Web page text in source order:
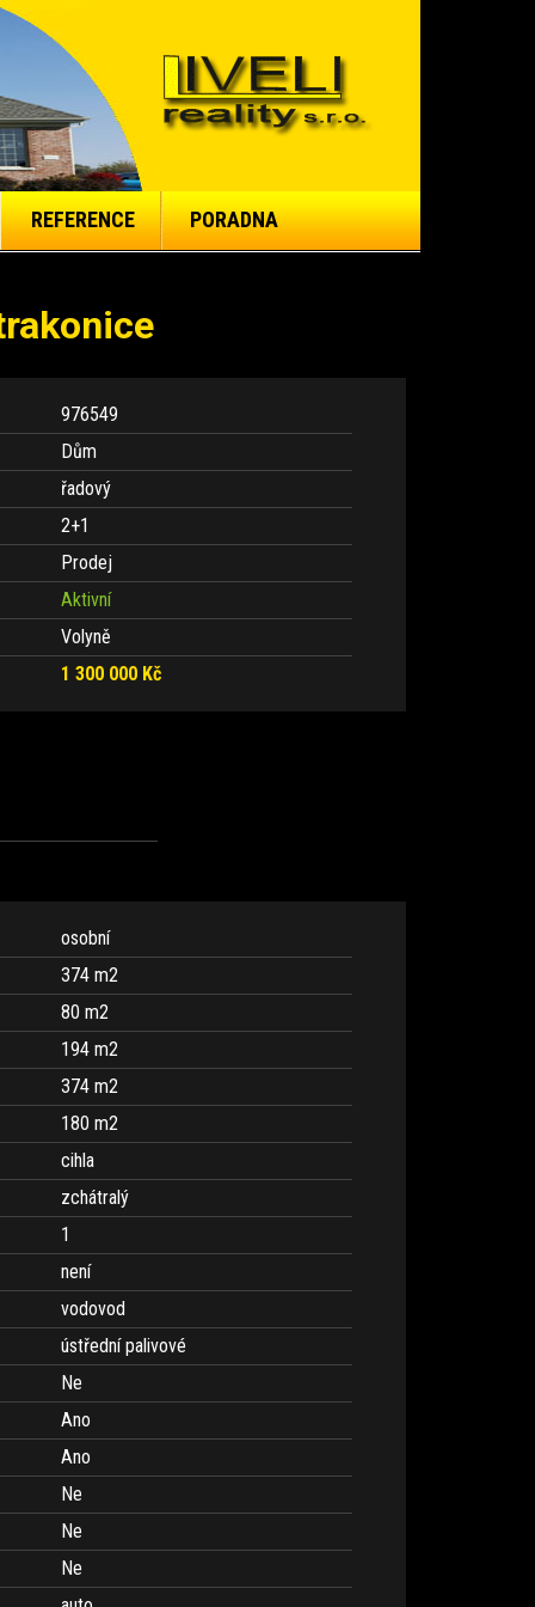
REFERENCE PORADNA
976549
Dům
řadový
2+1
Prodej
Aktivní
Volyně
1 300 000 Kč
osobní
374 m2
80 m2
194 m2
374 m2
180 m2
cihla
zchátralý
1
není
vodovod
ústřední palivové
Ne
Ano
Ano
Ne
Ne
Ne